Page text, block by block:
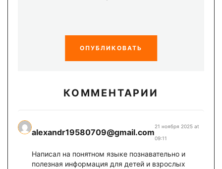
ОПУБЛИКОВАТЬ
КОММЕНТАРИИ
alexandr19580709@gmail.com
21 ноября 2025 at
09:11
Написал на понятном языке познавательно и
полезная информация для детей и взрослых